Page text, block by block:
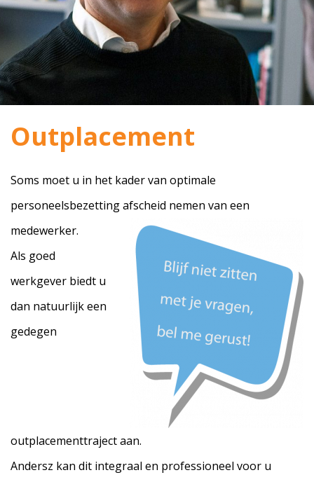
Outplacement
Soms moet u in het kader van optimale
personeelsbezetting afscheid nemen van een
medewerker.
Als goed
werkgever biedt u
dan natuurlijk een
gedegen
outplacementtraject aan.
Andersz kan dit integraal en professioneel voor u